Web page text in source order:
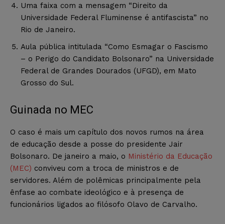
Uma faixa com a mensagem “Direito da
Universidade Federal Fluminense é antifascista” no
Rio de Janeiro.
Aula pública intitulada “Como Esmagar o Fascismo
– o Perigo do Candidato Bolsonaro” na Universidade
Federal de Grandes Dourados (UFGD), em Mato
Grosso do Sul.
Guinada no MEC
O caso é mais um capítulo dos novos rumos na área
de educação desde a posse do presidente Jair
Bolsonaro. De janeiro a maio, o Ministério da Educação
(MEC) conviveu com a troca de ministros e de
servidores. Além de polêmicas principalmente pela
ênfase ao combate ideológico e à presença de
funcionários ligados ao filósofo Olavo de Carvalho.